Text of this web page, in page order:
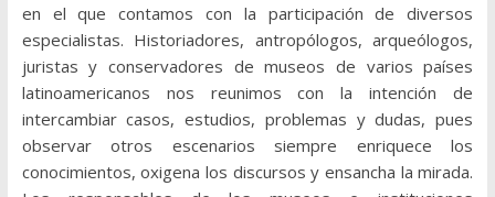
en el que contamos con la participación de diversos
especialistas. Historiadores, antropólogos, arqueólogos,
juristas y conservadores de museos de varios países
latinoamericanos nos reunimos con la intención de
intercambiar casos, estudios, problemas y dudas, pues
observar otros escenarios siempre enriquece los
conocimientos, oxigena los discursos y ensancha la mirada.